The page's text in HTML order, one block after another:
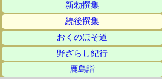
新勅撰集
続後撰集
おくのほそ道
野ざらし紀行
鹿島詣